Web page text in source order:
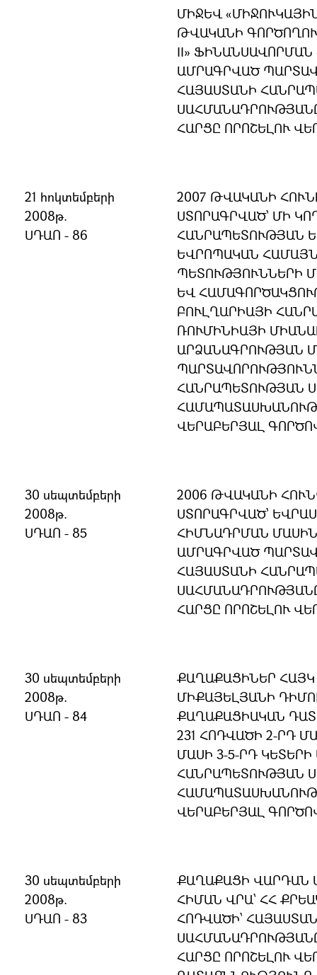
ՄԻՋԵՎ
ԹՎԱԿԱՆԻ
II»
ԱՄՐԱԳՐՎԱԾ
ՀԱՅԱՍՏԱՆԻ
ՀԱՐՑԸ ՈՐՈՇԵԼՈՒ
21 հոկտեմբերի
2008թ.
ՍԴԱՈ - 86
2007 ԹՎԱԿԱՆԻ
ՍՏՈՐԱԳՐՎԱԾ՝ ՄԻ
ՀԱՆՐԱՊԵՏՈՒԹՅԱՆ
ԵՎՐՈՊԱԿԱՆ
ՊԵՏՈՒԹՅՈՒՆՆԵՐԻ
ԵՎ
ԲՈՒԼՂԱՐԻԱՅԻ
ՌՈՒՄԻՆԻԱՅԻ
ԱՐՁԱՆԱԳՐՈՒԹՅԱՆ
ՀԱՆՐԱՊԵՏՈՒԹՅԱՆ
ՎԵՐԱԲԵՐՅԱԼ
30 սեպտեմբերի
2008թ.
ՍԴԱՈ - 85
2006 ԹՎԱԿԱՆԻ
ՍՏՈՐԱԳՐՎԱԾ՝
ՀԻՄՆԱԴՐՄԱՆ
ԱՄՐԱԳՐՎԱԾ
ՀԱՅԱՍՏԱՆԻ
ՀԱՐՑԸ ՈՐՈՇԵԼՈՒ
30 սեպտեմբերի
2008թ.
ՍԴԱՈ - 84
ՔԱՂԱՔԱՑԻՆԵՐ
ՄԻՔԱՅԵԼՅԱՆԻ
ՔԱՂԱՔԱՑԻԱԿԱՆ
231 ՀՈԴՎԱԾԻ 2-ՐԴ
ՄԱՍԻ 3-5-ՐԴ
ՀԱՆՐԱՊԵՏՈՒԹՅԱՆ
ՎԵՐԱԲԵՐՅԱԼ
30 սեպտեմբերի
2008թ.
ՍԴԱՈ - 83
ՔԱՂԱՔԱՑԻ ՎԱՐԴԱՆ
ՀԻՄԱՆ ՎՐԱ՝ ՀՀ
ՀՈԴՎԱԾԻ՝
ՀԱՐՑԸ ՈՐՈՇԵԼՈՒ